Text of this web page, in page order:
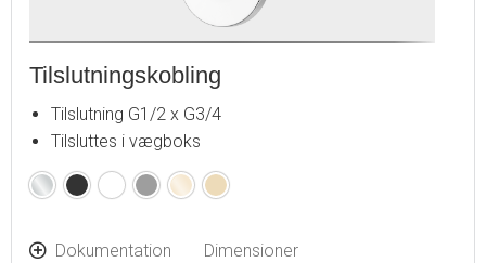
Tilslutningskobling
Tilslutning G1/2 x G3/4
Tilsluttes i vægboks
KromMatsortMathvid
MatgråPoleretBørstet
PVD
Dokumentation Dimensioner